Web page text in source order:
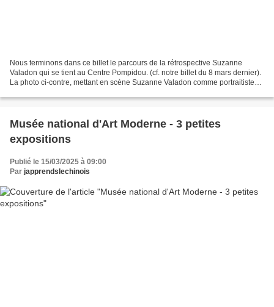
Nous terminons dans ce billet le parcours de la rétrospective Suzanne
Valadon qui se tient au Centre Pompidou. (cf. notre billet du 8 mars dernier).
La photo ci-contre, mettant en scène Suzanne Valadon comme portraitiste
Musée national d'Art Moderne - 3 petites
expositions
Publié le 15/03/2025 à 09:00
Par japprendslechinois